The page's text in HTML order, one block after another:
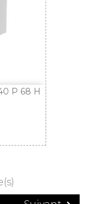
P 68 H